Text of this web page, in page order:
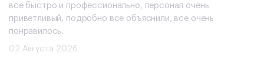
все быстро и профессионально, персонал очень
приветливый, подробно все объяснили, все очень
понравилось.
02 Августа 2026